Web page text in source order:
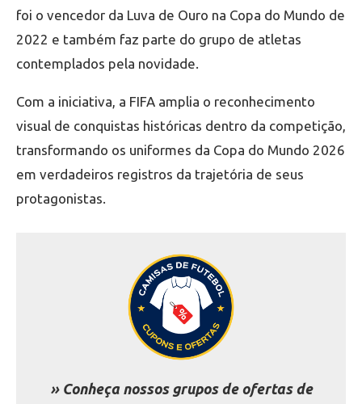
foi o vencedor da Luva de Ouro na Copa do Mundo de
2022 e também faz parte do grupo de atletas
contemplados pela novidade.
Com a iniciativa, a FIFA amplia o reconhecimento
visual de conquistas históricas dentro da competição,
transformando os uniformes da Copa do Mundo 2026
em verdadeiros registros da trajetória de seus
protagonistas.
» Conheça nossos grupos de ofertas de